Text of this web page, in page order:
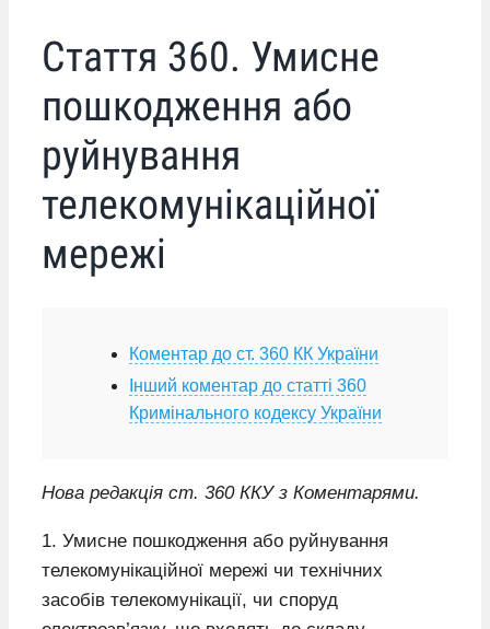
Стаття 360. Умисне
пошкодження або
руйнування
телекомунікаційної
мережі
Коментар до ст. 360 КК України
Інший коментар до статті 360
Кримінального кодексу України
Нова редакція ст. 360 ККУ з Коментарями.
1. Умисне пошкодження або руйнування
телекомунікаційної мережі чи технічних
засобів телекомунікації, чи споруд